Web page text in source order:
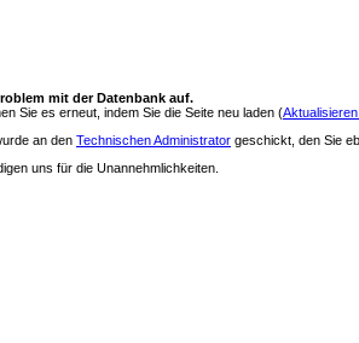
mit der Datenbank auf.
Sie es erneut, indem Sie die Seite neu laden (
an den Technischen Administrator geschickt, den Sie
uns für die Unannehmlichkeiten.